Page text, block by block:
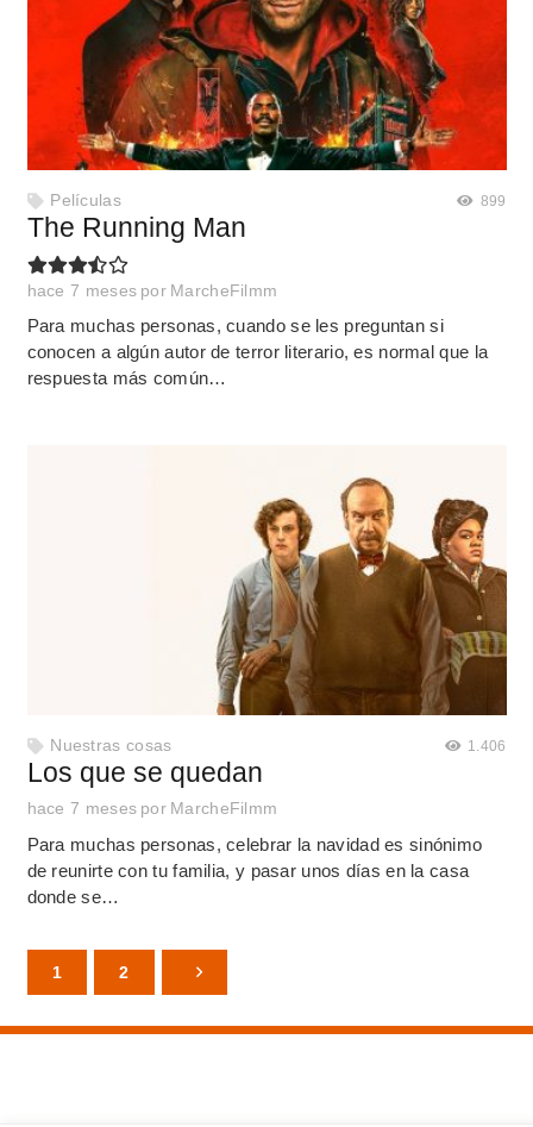
Películas 899
The Running Man
hace 7 meses por MarcheFilmm
Para muchas personas, cuando se les preguntan si
conocen a algún autor de terror literario, es normal que la
respuesta más común…
Nuestras cosas 1.406
Los que se quedan
hace 7 meses por MarcheFilmm
Para muchas personas, celebrar la navidad es sinónimo
de reunirte con tu familia, y pasar unos días en la casa
donde se…
1 2